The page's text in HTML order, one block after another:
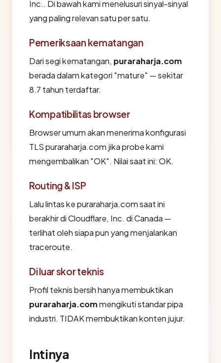
Inc.. Di bawah kami menelusuri sinyal-sinyal
yang paling relevan satu per satu.
Pemeriksaan kematangan
Dari segi kematangan, puraraharja.com
berada dalam kategori "mature" — sekitar
8.7 tahun terdaftar.
Kompatibilitas browser
Browser umum akan menerima konfigurasi
TLS puraraharja.com jika probe kami
mengembalikan "OK". Nilai saat ini: OK.
Routing & ISP
Lalu lintas ke puraraharja.com saat ini
berakhir di Cloudflare, Inc. di Canada —
terlihat oleh siapa pun yang menjalankan
traceroute.
Di luar skor teknis
Profil teknis bersih hanya membuktikan
puraraharja.commengikuti standar pipa
industri. TIDAK membuktikan konten jujur.
Intinya